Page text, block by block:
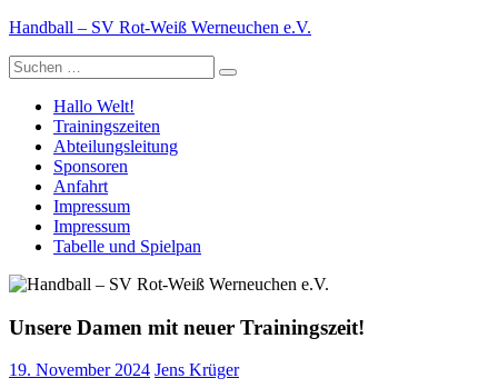
Zum
springen
Handball – SV Rot-Weiß Werneuchen e.V.
Suche
nach:
Hallo Welt!
Trainingszeiten
Abteilungsleitung
Sponsoren
Anfahrt
Impressum
Impressum
Tabelle und Spielpan
Unsere Damen mit neuer Trainingszeit!
19. November 2024 Jens Krüger